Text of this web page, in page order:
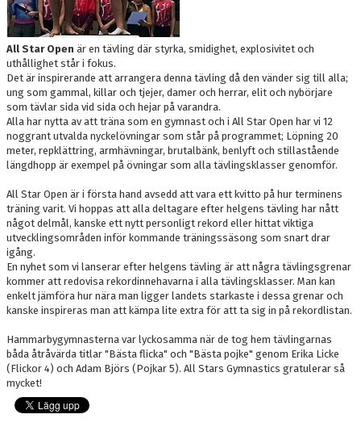
All Star Open är en tävling där styrka, smidighet, explosivitet och
uthållighet står i fokus.
Det är inspirerande att arrangera denna tävling då den vänder sig till alla;
ung som gammal, killar och tjejer, damer och herrar, elit och nybörjare
som tävlar sida vid sida och hejar på varandra.
Alla har nytta av att träna som en gymnast och i All Star Open har vi 12
noggrant utvalda nyckelövningar som står på programmet; Löpning 20
meter, repklättring, armhävningar, brutalbänk, benlyft och stillastående
längdhopp är exempel på övningar som alla tävlingsklasser genomför.
All Star Open är i första hand avsedd att vara ett kvitto på hur terminens
träning varit. Vi hoppas att alla deltagare efter helgens tävling har nått
något delmål, kanske ett nytt personligt rekord eller hittat viktiga
utvecklingsområden inför kommande träningssäsong som snart drar
igång.
En nyhet som vi lanserar efter helgens tävling är att några tävlingsgrenar
kommer att redovisa rekordinnehavarna i alla tävlingsklasser. Man kan
enkelt jämföra hur nära man ligger landets starkaste i dessa grenar och
kanske inspireras man att kämpa lite extra för att ta sig in på rekordlistan.
Hammarbygymnasterna var lyckosamma när de tog hem tävlingarnas
båda åtråvärda titlar "Bästa flicka" och "Bästa pojke" genom Erika Licke
(Flickor 4) och Adam Björs (Pojkar 5). All Stars Gymnastics gratulerar så
mycket!